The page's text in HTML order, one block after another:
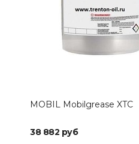
MOBIL Mobilgrease XTC
38 882 руб